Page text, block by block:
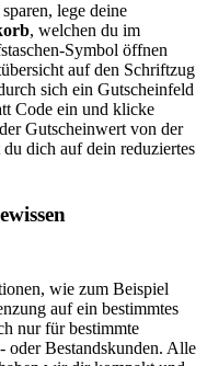
lege deine
, welchen du im
Symbol öffnen
auf den Schriftzug
sich ein Gutscheinfeld
Code ein und klicke
Gutscheinwert von der
dich auf dein reduziertes
wie zum Beispiel
auf ein bestimmtes
nur für bestimmte
Bestandskunden. Alle